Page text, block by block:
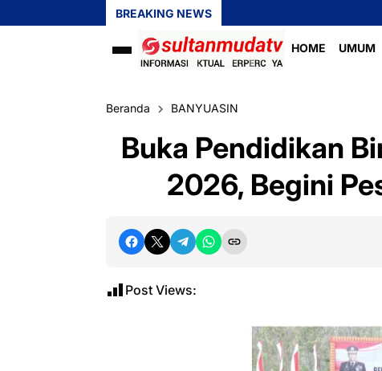
BREAKING NEWS
HOME UMUM
Beranda BANYUASIN
Buka Pendidikan
2026, Begini
Post Views: